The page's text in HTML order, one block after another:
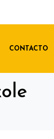
CONTACTO